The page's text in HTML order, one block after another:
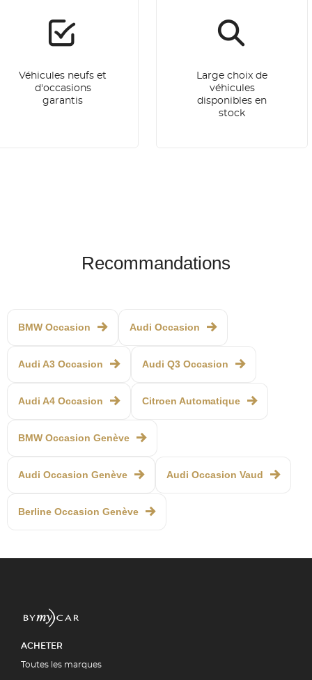
Véhicules neufs et
d'occasions
garantis
Large choix de
véhicules
disponibles en
stock
Recommandations
BMW Occasion Audi Occasion
Audi A3 Occasion Audi Q3 Occasion
Audi A4 Occasion Citroen Automatique
BMW Occasion Genève
Audi Occasion Genève Audi Occasion Vaud
Berline Occasion Genève
ACHETER
Toutes les marques